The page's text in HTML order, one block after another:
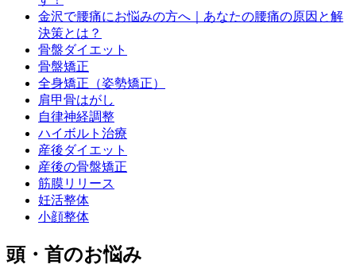
金沢で腰痛にお悩みの方へ｜あなたの腰痛の原因と解
決策とは？
骨盤ダイエット
骨盤矯正
全身矯正（姿勢矯正）
肩甲骨はがし
自律神経調整
ハイボルト治療
産後ダイエット
産後の骨盤矯正
筋膜リリース
妊活整体
小顔整体
頭・首のお悩み